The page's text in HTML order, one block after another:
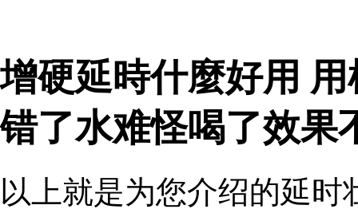
增硬延時什麼好用
错了水难怪喝了效果
以上就是为您介绍的延